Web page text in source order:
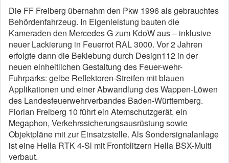
Die FF Freiberg übernahm den Pkw 1996 als gebrauchtes
Behördenfahrzeug. In Eigenleistung bauten die
Kameraden den Mercedes G zum KdoW aus – inklusive
neuer Lackierung in Feuerrot RAL 3000. Vor 2 Jahren
erfolgte dann die Beklebung durch Design112 in der
neuen einheitlichen Gestaltung des Feuer-wehr-
Fuhrparks: gelbe Reflektoren-Streifen mit blauen
Applikationen und einer Abwandlung des Wappen-Löwen
des Landesfeuerwehrverbandes Baden-Württemberg.
Florian Freiberg 10 führt ein Atemschutzgerät, ein
Megaphon, Verkehrssicherungsausrüstung sowie
Objektpläne mit zur Einsatzstelle. Als Sondersignalanlage
ist eine Hella RTK 4-Sl mit Frontblitzern Hella BSX-Multi
verbaut.